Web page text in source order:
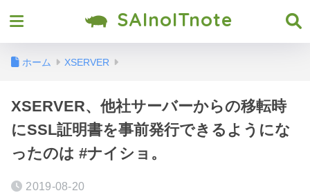
SAInoITnote
ホーム XSERVER
XSERVER、他社サーバーからの移転時
にSSL証明書を事前発行できるようにな
ったのは #ナイショ。
2019-08-20